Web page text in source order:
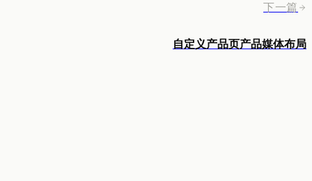
下一篇
自定义产品页产品媒体布局